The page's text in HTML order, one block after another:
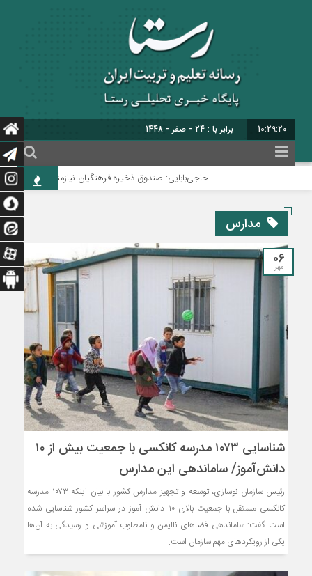
10:29:21 برابر با : 24 - صفر - 1448
حاجی‌بابایی: صندوق ذخیره فرهنگیان نیازمند یک تصمیم
مدارس
06
مهر
شناسایی ۱۰۷۳ مدرسه کانکسی با جمعیت بیش از ۱۰
دانش‌آموز/ ساماندهی این مدارس
رئیس سازمان نوسازی، توسعه و تجهیز مدارس کشور با بیان اینکه ۱۰۷۳ مدرسه
کانکسی مستقل با جمعیت بالای ۱۰ دانش آموز در سراسر کشور شناسایی شده
است گفت: ساماندهی فضاهای ناایمن و نامطلوب آموزشی و رسیدگی به آن‌ها
یکی از رویکردهای مهم سازمان است.